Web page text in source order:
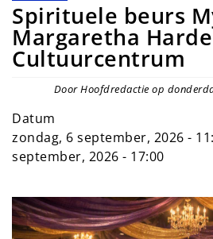
Spirituele beurs
Margaretha
Cultuurcentrum
Door Hoofdredactie op
Datum
zondag, 6 september, 2026 -
september, 2026 - 17:00